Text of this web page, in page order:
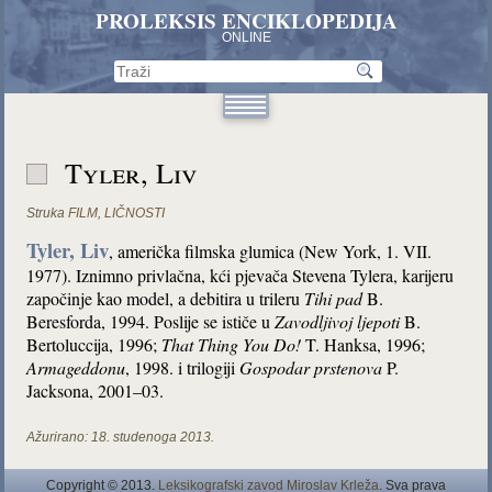
PROLEKSIS ENCIKLOPEDIJA
ONLINE
Tyler, Liv
Struka FILM,LIČNOSTI
Tyler, Liv, američka filmska glumica (New York, 1. VII.
1977). Iznimno privlačna, kći pjevača Stevena Tylera, karijeru
započinje kao model, a debitira u trileru Tihi padB.
Beresforda, 1994. Poslije se ističe uZavodljivoj ljepotiB.
Bertoluccija, 1996; That Thing You Do!T. Hanksa, 1996;
Armageddonu, 1998. i trilogijiGospodar prstenovaP.
Jacksona, 2001–03.
Ažurirano: 18. studenoga 2013.
Copyright © 2013. Leksikografski zavod Miroslav Krleža. Sva prava